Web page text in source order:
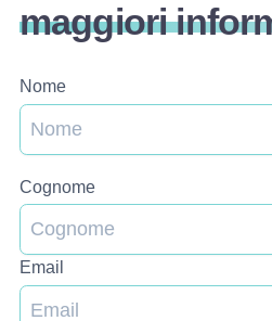
maggiori
Nome
Cognome
Email